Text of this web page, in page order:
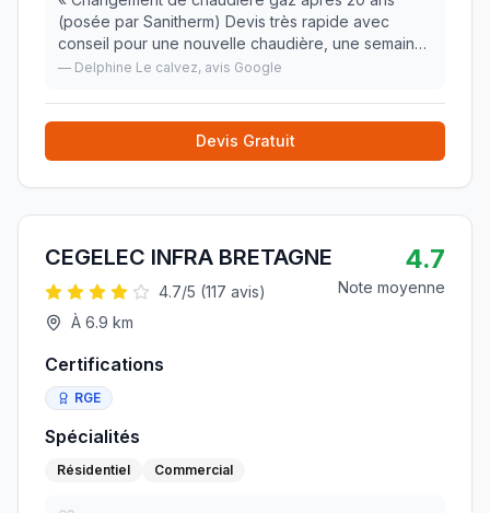
(posée par Sanitherm) Devis très rapide avec
conseil pour une nouvelle chaudière, une semaine
entre diagnostic, devis, commande et pose . Travail
cont»
— Delphine Le calvez, avis Google
Devis Gratuit
CEGELEC INFRA BRETAGNE
4.7/5 (117 avis)
À 6.9 km
4.7
Note moyenne
Certifications
RGE
Spécialités
Résidentiel Commercial